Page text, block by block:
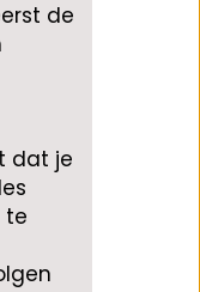
de
dat je
te